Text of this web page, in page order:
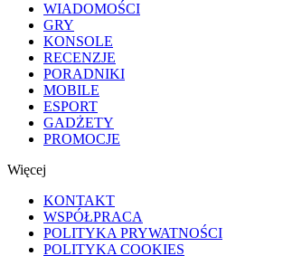
WIADOMOŚCI
GRY
KONSOLE
RECENZJE
PORADNIKI
MOBILE
ESPORT
GADŻETY
PROMOCJE
Więcej
KONTAKT
WSPÓŁPRACA
POLITYKA PRYWATNOŚCI
POLITYKA COOKIES